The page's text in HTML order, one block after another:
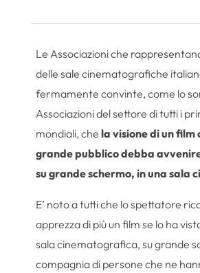
Le Associazioni che
delle sale cinematografiche
fermamente convinte, come lo
Associazioni del settore di tutti i
mondiali, chela visione di un film
grande pubblico debba
su grande schermo, in una sala
E’ noto a tutti che lo spettatore
apprezza di più un film se lo ha
sala cinematografica, su grande
compagnia di persone che ne